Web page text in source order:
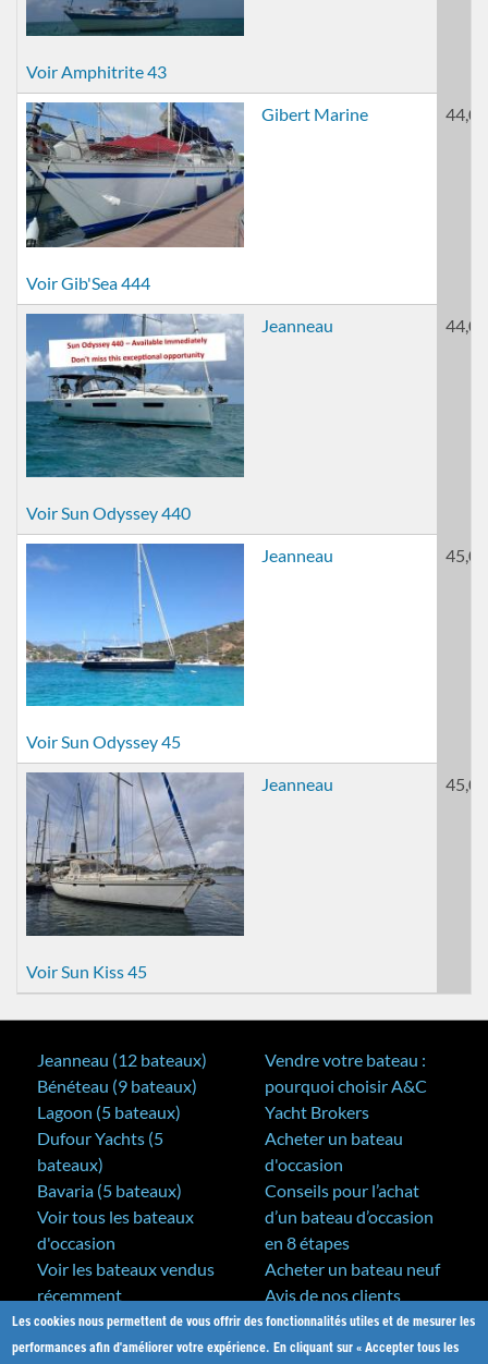
Les cookies nous permettent de vous offrir des fonctionnalités utiles et de mesurer les
performances afin d'améliorer votre expérience. En cliquant sur « Accepter tous les
Voir Amphitrite 43
Voir Gib'Sea 444
Gibert Marine
Voir Sun Odyssey 440
Jeanneau
Voir Sun Odyssey 45
Jeanneau
Voir Sun Kiss 45
Jeanneau
Jeanneau (12 bateaux)
Bénéteau (9 bateaux)
Lagoon (5 bateaux)
Dufour Yachts (5
bateaux)
Bavaria (5 bateaux)
Voir tous les bateaux
d'occasion
Voir les bateaux vendus
récemment
Vendre votre bateau :
pourquoi choisir A&C
Yacht Brokers
Acheter un bateau
d'occasion
Conseils pour l’achat
d’un bateau d’occasion
en 8 étapes
Acheter un bateau neuf
Avis de nos clients
A&C Yacht Brokers
Bateaux neufs